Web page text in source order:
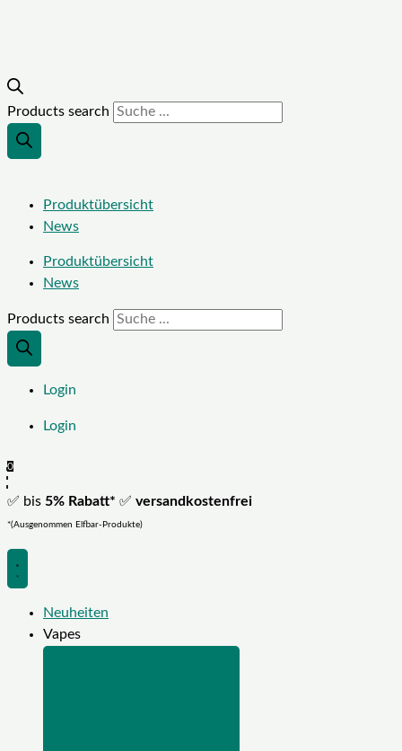
Products search
Produktübersicht
News
Produktübersicht
News
Products search
Login
Login
0
✅ bis 5% Rabatt* ✅ versandkostenfrei
*(Ausgenommen Elfbar-Produkte)
Neuheiten
Vapes